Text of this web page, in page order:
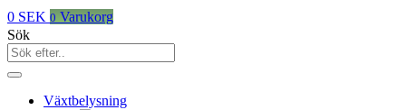
0 SEK 0 Varukorg
Sök
Växtbelysning